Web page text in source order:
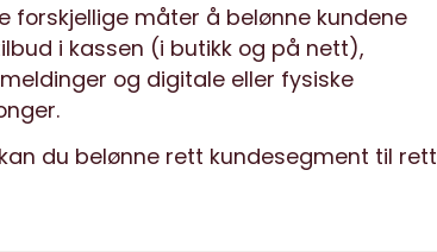
forskjellige måter å belønne kundene
i kassen (i butikk og på nett),
og digitale eller fysiske
du belønne rett kundesegment til rett